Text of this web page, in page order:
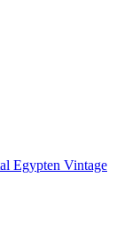
Egypten Vintage